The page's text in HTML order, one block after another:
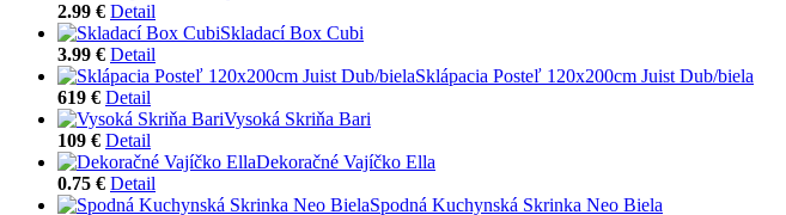
2.99 € Detail
Skladací Box Cubi
3.99 € Detail
Sklápacia Posteľ 120x200cm Juist Dub/biela
619 € Detail
Vysoká Skriňa Bari
109 € Detail
Dekoračné Vajíčko Ella
0.75 € Detail
Spodná Kuchynská Skrinka Neo Biela